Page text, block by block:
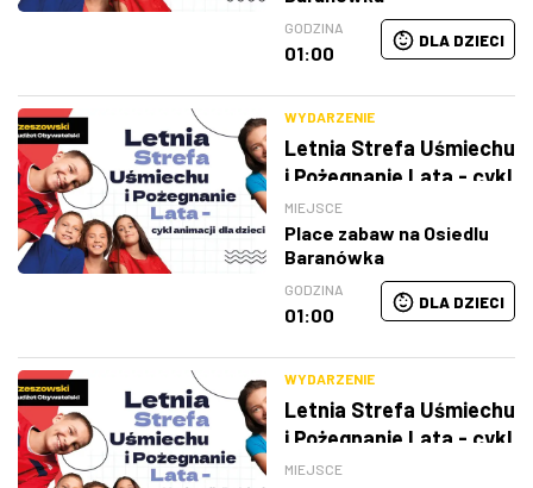
GODZINA
01:00
DLA DZIECI
WYDARZENIE
Letnia Strefa Uśmiechu
i Pożegnanie Lata - cykl
animacji dla dzieci
MIEJSCE
Place zabaw na Osiedlu
Baranówka
GODZINA
01:00
DLA DZIECI
WYDARZENIE
Letnia Strefa Uśmiechu
i Pożegnanie Lata - cykl
animacji dla dzieci
MIEJSCE